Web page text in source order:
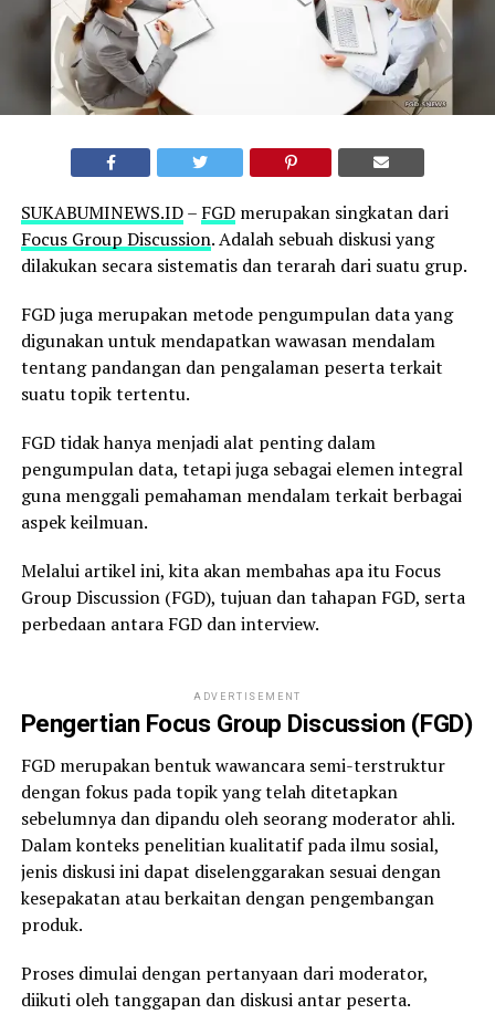
SUKABUMINEWS.ID– FGDmerupakan singkatan dari
Focus Group Discussion. Adalah sebuah diskusi yang
dilakukan secara sistematis dan terarah dari suatu grup.
FGD juga merupakan metode pengumpulan data yang
digunakan untuk mendapatkan wawasan mendalam
tentang pandangan dan pengalaman peserta terkait
suatu topik tertentu.
FGD tidak hanya menjadi alat penting dalam
pengumpulan data, tetapi juga sebagai elemen integral
guna menggali pemahaman mendalam terkait berbagai
aspek keilmuan.
Melalui artikel ini, kita akan membahas apa itu Focus
Group Discussion (FGD), tujuan dan tahapan FGD, serta
perbedaan antara FGD dan interview.
ADVERTISEMENT
Pengertian Focus Group Discussion (FGD)
FGD merupakan bentuk wawancara semi-terstruktur
dengan fokus pada topik yang telah ditetapkan
sebelumnya dan dipandu oleh seorang moderator ahli.
Dalam konteks penelitian kualitatif pada ilmu sosial,
jenis diskusi ini dapat diselenggarakan sesuai dengan
kesepakatan atau berkaitan dengan pengembangan
produk.
Proses dimulai dengan pertanyaan dari moderator,
diikuti oleh tanggapan dan diskusi antar peserta.